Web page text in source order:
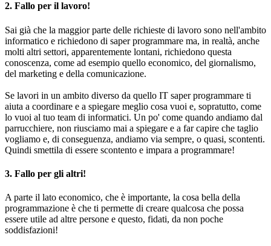
2. Fallo per il lavoro!
Sai già che la maggior parte delle richieste di lavoro sono nell'ambito
informatico e richiedono di saper programmare ma, in realtà, anche
molti altri settori, apparentemente lontani, richiedono questa
conoscenza, come ad esempio quello economico, del giornalismo,
del marketing e della comunicazione.
Se lavori in un ambito diverso da quello IT saper programmare ti
aiuta a coordinare e a spiegare meglio cosa vuoi e, sopratutto, come
lo vuoi al tuo team di informatici. Un po' come quando andiamo dal
parrucchiere, non riusciamo mai a spiegare e a far capire che taglio
vogliamo e, di conseguenza, andiamo via sempre, o quasi, scontenti.
Quindi smettila di essere scontento e impara a programmare!
3. Fallo per gli altri!
A parte il lato economico, che è importante, la cosa bella della
programmazione è che ti permette di creare qualcosa che possa
essere utile ad altre persone e questo, fidati, da non poche
soddisfazioni!